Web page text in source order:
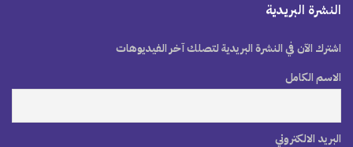
النشرة البريدية
اشترك الآن في النشرة البريدية لتصلك آخر الفيديوهات
الاسم الكامل
البريد الالكتروني